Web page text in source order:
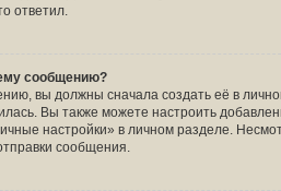
ответил.
сообщению?
вы должны сначала создать её в
Вы также можете настроить
настройки» в личном разделе.
сообщения.